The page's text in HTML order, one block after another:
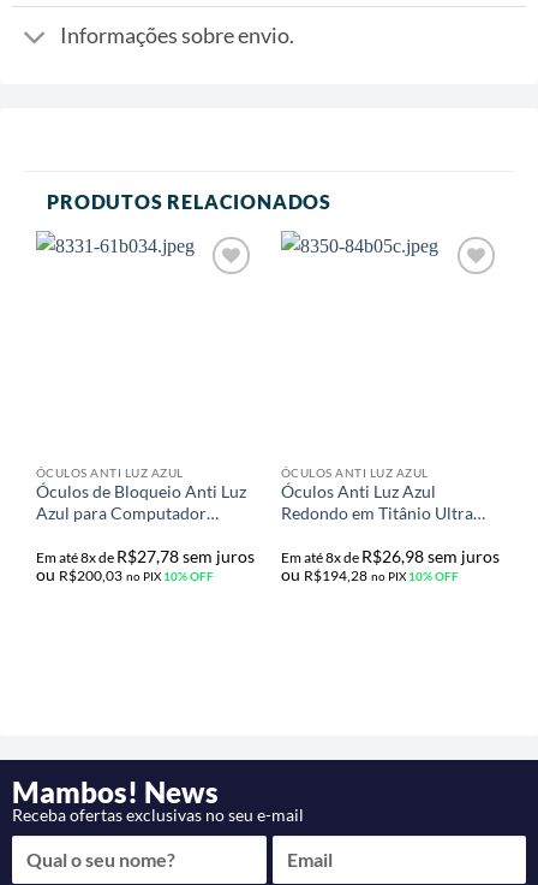
Informações sobre envio.
PRODUTOS RELACIONADOS
ÓCULOS ANTI LUZ AZUL
Óculos de Bloqueio Anti Luz
Azul para Computador
Titânio Ultra Leve Retrô
Unissex
Em até 8x de R$27,78sem juros
ou R$200,03 no PIX 10% OFF
ÓCULOS ANTI LUZ AZUL
Óculos Anti Luz Azul
Redondo em Titânio Ultra
51022
Em até 8x de R$26,98sem juros
ou R$194,28 no PIX 10% OFF
Mambos! News
Receba ofertas exclusivas no seu e-mail